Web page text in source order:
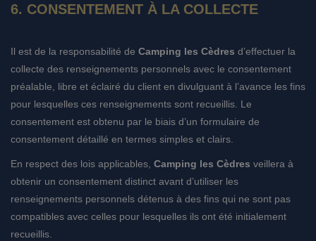
6. CONSENTEMENT À LA COLLECTE
Il est de la responsabilité de Camping les Cèdres d’effectuer la
collecte des renseignements personnels avec le consentement
préalable, libre et éclairé du client en divulguant à l’avance les fins
pour lesquelles ces renseignements sont recueillis. Le
consentement est obtenu par le biais d’un formulaire de
consentement détaillé en termes simples et clairs.
En respect des lois applicables, Camping les Cèdres veillera à
obtenir un consentement distinct avant d’utiliser les
renseignements personnels détenus à des fins qui ne sont pas
compatibles avec celles pour lesquelles ils ont été initialement
recueillis.